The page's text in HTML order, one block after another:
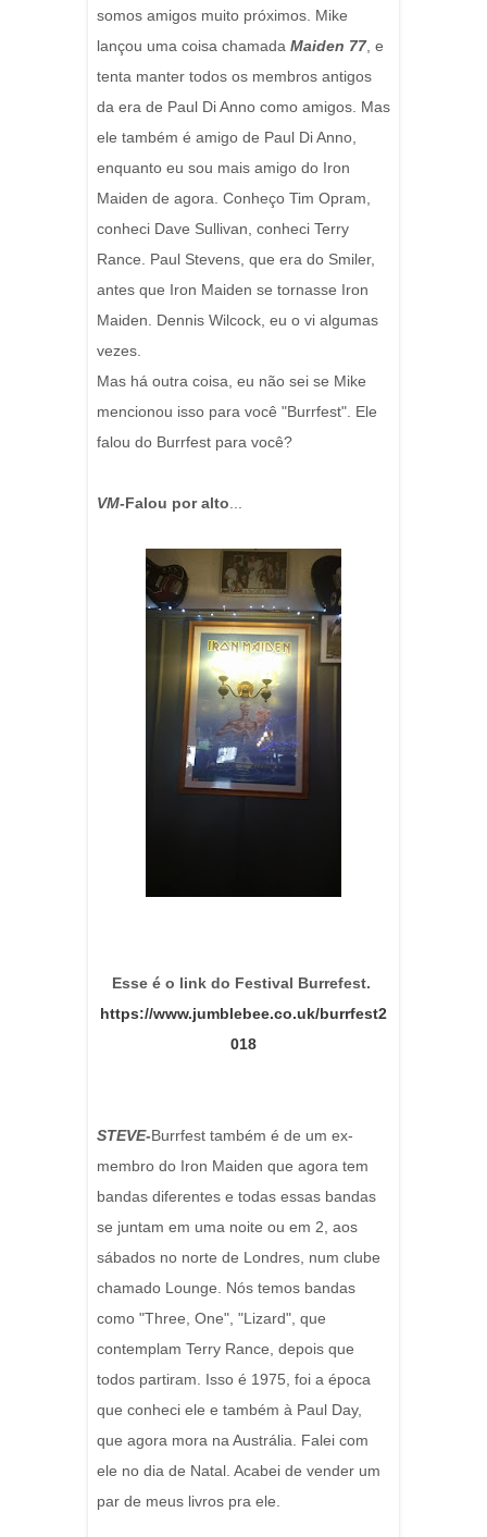
somos amigos muito próximos. Mike
lançou uma coisa chamada Maiden 77, e
tenta manter todos os membros antigos
da era de Paul Di Anno como amigos. Mas
ele também é amigo de Paul Di Anno,
enquanto eu sou mais amigo do Iron
Maiden de agora. Conheço Tim Opram,
conheci Dave Sullivan, conheci Terry
Rance. Paul Stevens, que era do Smiler,
antes que Iron Maiden se tornasse Iron
Maiden. Dennis Wilcock, eu o vi algumas
vezes.
Mas há outra coisa, eu não sei se Mike
mencionou isso para você "Burrfest". Ele
falou do Burrfest para você?
VM-Falou por alto...
Esse é o link do Festival Burrefest.
https://www.jumblebee.co.uk/burrfest2
018
STEVE-Burrfest também é de um ex-
membro do Iron Maiden que agora tem
bandas diferentes e todas essas bandas
se juntam em uma noite ou em 2, aos
sábados no norte de Londres, num clube
chamado Lounge. Nós temos bandas
como "Three, One", "Lizard", que
contemplam Terry Rance, depois que
todos partiram. Isso é 1975, foi a época
que conheci ele e também à Paul Day,
que agora mora na Austrália. Falei com
ele no dia de Natal. Acabei de vender um
par de meus livros pra ele.